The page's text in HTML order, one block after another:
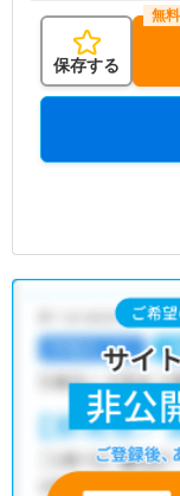
保存する